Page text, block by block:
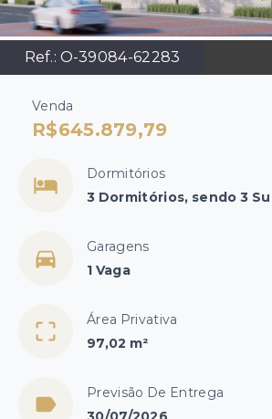
Ref.: O-39084-62283
Venda
R$645.879,79
Dormitórios
3 Dormitórios, sendo 3
Garagens
1 Vaga
Área Privativa
97,02 m²
Previsão De Entrega